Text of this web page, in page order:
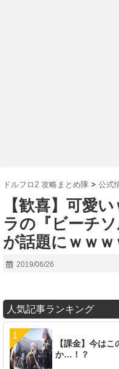
ドルフロ2 攻略まとめ隊 > 公式
【歓喜】可愛
ラの『ビーチ
が話題にｗｗｗ
2019/06/26
人気記事ランキング
【課金】今は
か…！？